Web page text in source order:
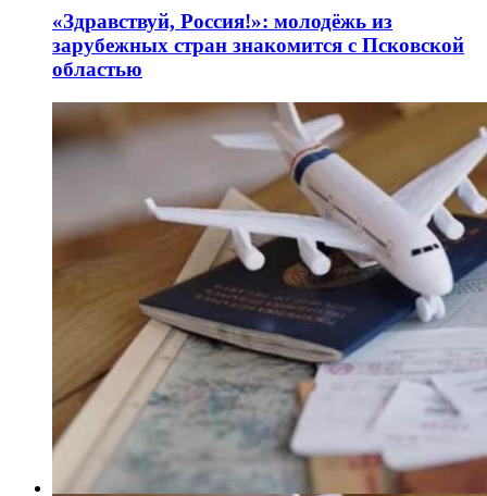
«Здравствуй, Россия!»: молодёжь из
зарубежных стран знакомится с Псковской
областью